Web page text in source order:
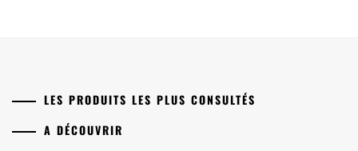
LES PRODUITS LES PLUS CONSULTÉS
A DÉCOUVRIR